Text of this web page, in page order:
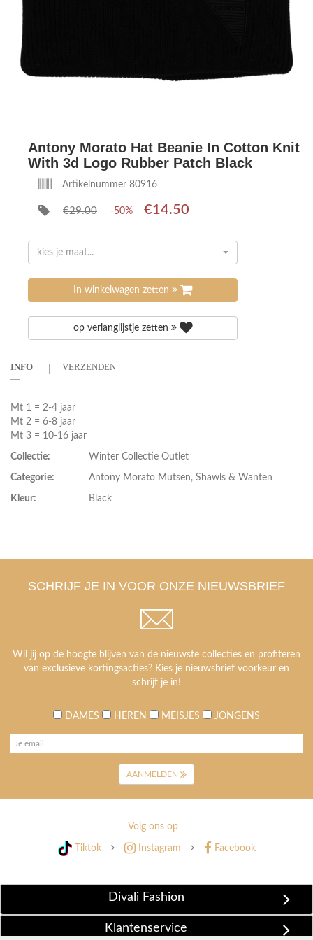
Antony Morato Hat Beanie In Cotton Knit
With 3d Logo Rubber Patch Black
Artikelnummer 80916
€29.00 -50% €14.50
kies je maat...
In winkelwagen zetten
op verlanglijstje zetten
INFO VERZENDEN
Mt 1 = 2-4 jaar
Mt 2 = 6-8 jaar
Mt 3 = 10-16 jaar
Collectie: Winter Collectie Outlet
Categorie: Antony Morato Mutsen, Shawls & Wanten
Kleur: Black
SCHRIJF JE IN VOOR ONZE NIEUWSBRIEF
Wil jij op de hoogte blijven van de nieuwste collecties en profiteren
van exclusieve kortingsacties? Kies je nieuwsbrief voorkeur en
schrijf je in!
DAMES HEREN MEISJES JONGENS
AANMELDEN
Volg ons op
Tiktok Instagram Facebook
Divali Fashion
Klantenservice